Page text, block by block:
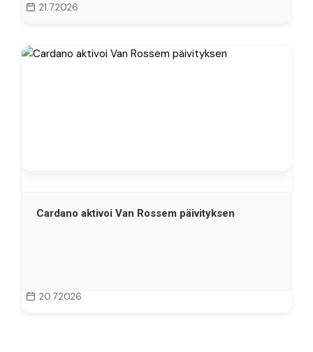
21.7.2026
Cardano aktivoi Van Rossem päivityksen
20.7.2026